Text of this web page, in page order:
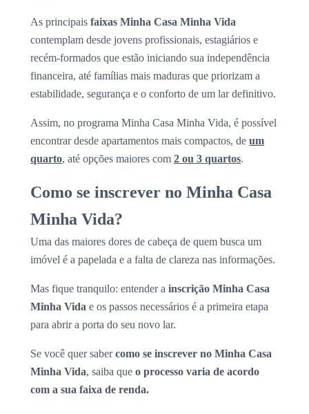
As principais faixas Minha Casa Minha Vida
contemplam desde jovens profissionais, estagiários e
recém-formados que estão iniciando sua independência
financeira, até famílias mais maduras que priorizam a
estabilidade, segurança e o conforto de um lar definitivo.
Assim, no programa Minha Casa Minha Vida, é possível
encontrar desde apartamentos mais compactos, de um
quarto, até opções maiores com 2 ou 3 quartos.
Como se inscrever no Minha Casa
Minha Vida?
Uma das maiores dores de cabeça de quem busca um
imóvel é a papelada e a falta de clareza nas informações.
Mas fique tranquilo: entender a inscrição Minha Casa
Minha Vida e os passos necessários é a primeira etapa
para abrir a porta do seu novo lar.
Se você quer sabercomo se inscrever no Minha Casa
Minha Vida, saiba que o processo varia de acordo
com a sua faixa de renda.